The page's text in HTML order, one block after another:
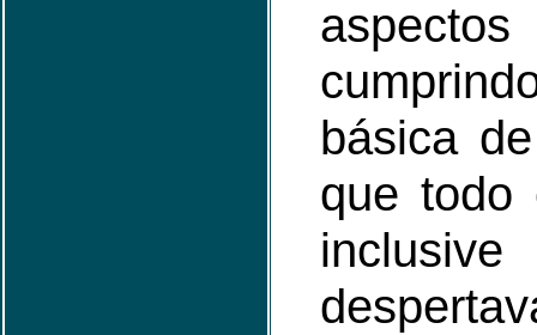
básica
que todo